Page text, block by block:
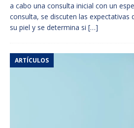
a cabo una consulta inicial con un
consulta, se discuten las expectativas
su piel y se determina si […]
ARTÍCULOS